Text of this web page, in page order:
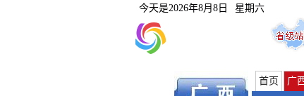
今天是2026年8月8日 星期六
首页 广